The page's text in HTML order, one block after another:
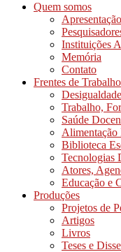
Quem somos
Apresentação
Instituições
Memória
Contato
Frentes de Trabalho
Trabalho,
Saúde
Alimentação
Biblioteca
Tecnologias
Atores,
Educação e
Produções
Projetos de
Artigos
Livros
Teses e